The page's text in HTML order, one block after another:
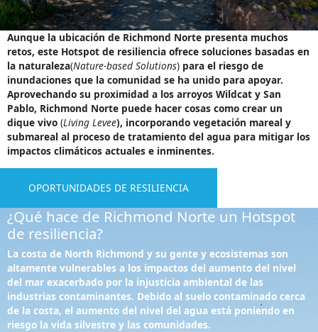
Aunque la ubicación de Richmond Norte presenta muchos
retos, este Hotspot de resiliencia ofrece soluciones basadas en
la naturaleza(Nature-based Solutions) para el riesgo de
inundaciones que la comunidad se ha unido para apoyar.
Aprovechando su proximidad a los arroyos Wildcat y San
Pablo, Richmond Norte puede hacer cosas como crear un
dique vivo (Living Levee), incorporando vegetación mareal y
submareal al proceso de tratamiento del agua para mitigar los
impactos climáticos actuales e inminentes.
OPORTUNIDADES DE RESILIENCIA
¿Qué hace de Richmond Norte un Hotspot
de resiliencia?
La costa de North Richmond y su gente y ecosistemas son
altamente vulnerables a los impactos del aumento del nivel
del mar exacerbado por la injusticia ambiental de las
industrias contaminantes. Debido al suelo contaminado cerca
de la costa, el aumento del nivel del agua está poniendo en
riesgo la vida silvestre y las comunidades.